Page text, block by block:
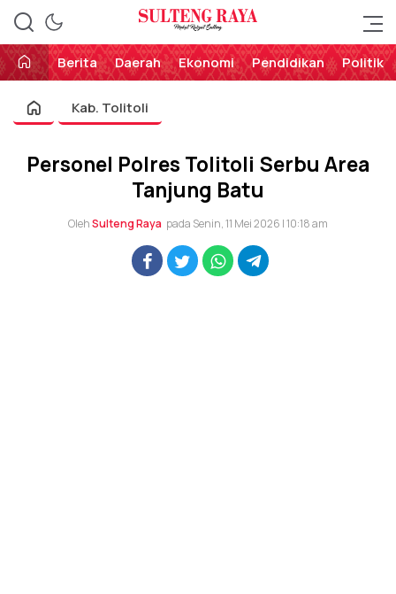
Sulteng Raya
Perekat Rakyat Sulteng
Berita
Daerah Ekonomi Pendidikan Politik
Kab. Tolitoli
Personel Polres Tolitoli Serbu Area
Tanjung Batu
OlehSulteng Raya pada Senin, 11 Mei 2026 | 10:18 am